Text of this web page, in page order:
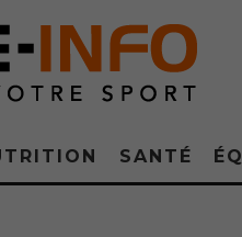
SANTÉ